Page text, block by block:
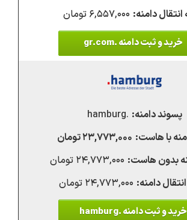
۶,۵۵۷,۰۰۰ تومان
خرید و ثبت دامنه .gr.com
.hamburg
۲۳,۷۷۳,۰۰۰ تومان
۲۴,۷۷۳,۰۰۰ تومان
۲۴,۷۷۳,۰۰۰ تومان
خرید و ثبت دامنه .hamburg